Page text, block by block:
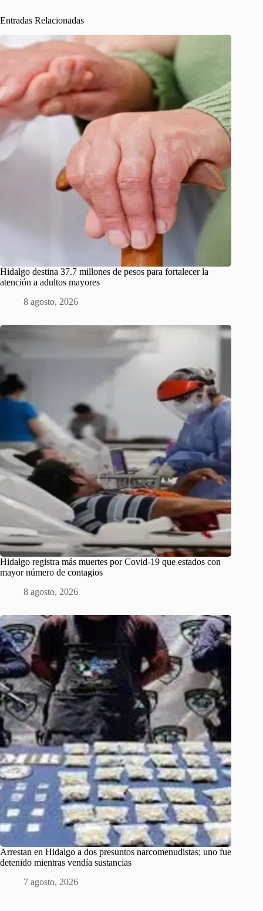
Entradas Relacionadas
Hidalgo destina 37.7 millones de pesos para fortalecer la
atención a adultos mayores
8 agosto, 2026
Hidalgo registra más muertes por Covid-19 que estados con
mayor número de contagios
8 agosto, 2026
Arrestan en Hidalgo a dos presuntos narcomenudistas; uno fue
detenido mientras vendía sustancias
7 agosto, 2026